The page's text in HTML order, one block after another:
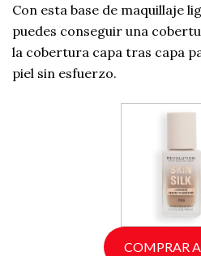
Con esta base de maquillaje
puedes conseguir una
la cobertura capa tras capa
piel sin esfuerzo.
COMPRAR